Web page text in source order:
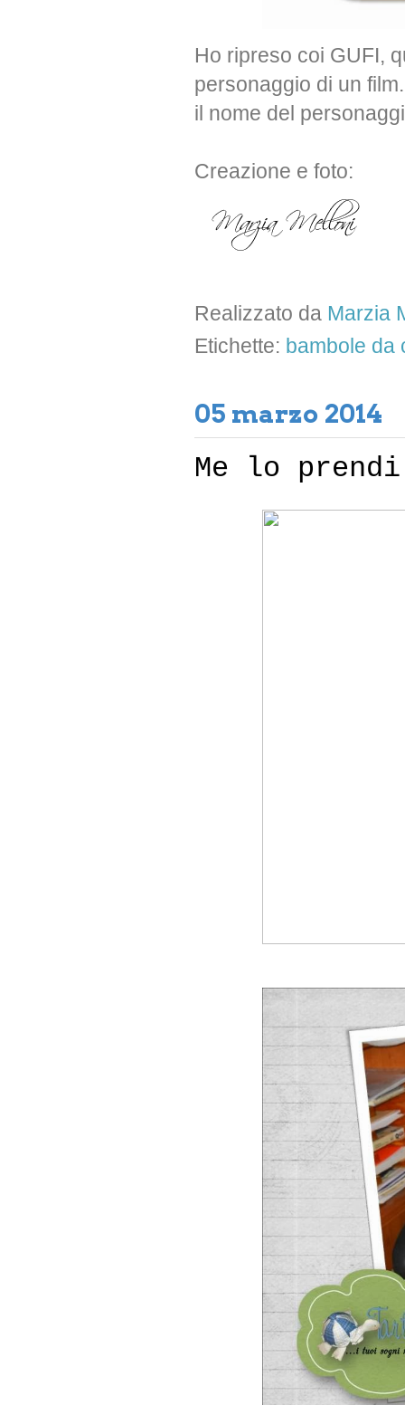
Ho ripreso coi GUFI,
personaggio di un
il nome del
Creazione e foto:
Realizzato da Marzia
Etichette: bambole da
05 marzo 2014
Me lo